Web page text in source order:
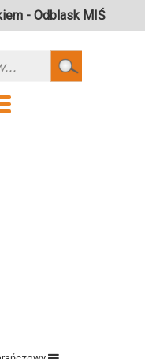
- Odblask MIŚ
Szukaj